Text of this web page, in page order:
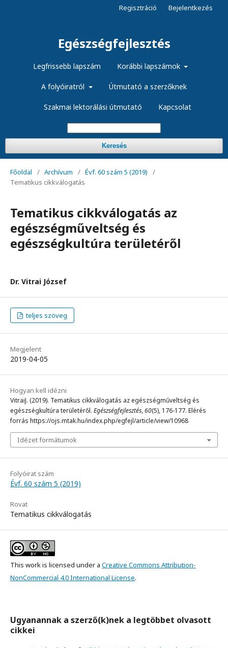
Egészségfejlesztés
Legfrissebb lapszám Korábbi lapszámok
A folyóiratról Útmutató a szerzőknek
Szakmai lektorálási útmutató Kapcsolat
Keresés
Regisztráció Bejelentkezés
Főoldal / Archívum / Évf. 60 szám 5 (2019)
/
Tematikus cikkválogatás
Tematikus cikkválogatás az
egészségműveltség és
egészségkultúra területéről
Dr. Vitrai József
teljes szöveg
Megjelent
2019-04-05
Hogyan kell idézni
VitraiJ. (2019). Tematikus cikkválogatás az egészségműveltség és
egészségkultúra területéről. Egészségfejlesztés,60(5), 176-177. Elérés
forrás https://ojs.mtak.hu/index.php/egfejl/article/view/10968
Idézet formátumok
Folyóirat szám
Évf. 60 szám 5 (2019)
Rovat
Tematikus cikkválogatás
This work is licensed under a Creative Commons Attribution-
NonCommercial 4.0 International License.
Ugyanannak a szerző(k)nek a legtöbbet olvasott
cikkei